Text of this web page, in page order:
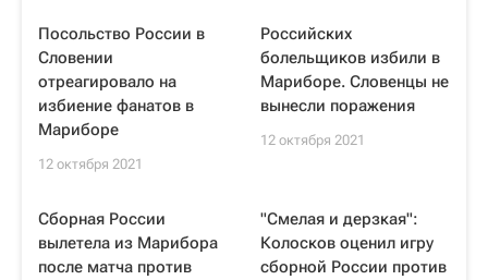
Посольство России в
Словении
отреагировало на
избиение фанатов в
Мариборе
12 октября 2021
Российских
болельщиков избили в
Мариборе. Словенцы не
вынесли поражения
12 октября 2021
Сборная России
вылетела из Марибора
после матча против
"Смелая и дерзкая":
Колосков оценил игру
сборной России против